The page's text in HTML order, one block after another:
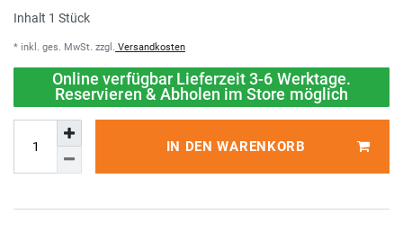
Inhalt 1 Stück
* inkl. ges. MwSt. zzgl. Versandkosten
Online verfügbar Lieferzeit 3-6 Werktage.
Reservieren & Abholen im Store möglich
IN DEN WARENKORB